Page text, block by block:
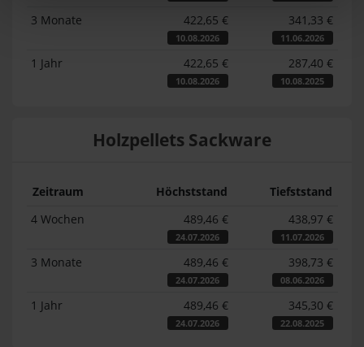
3 Monate 422,65 €
10.08.2026
341,33 €
11.06.2026
1 Jahr 422,65 €
10.08.2026
287,40 €
10.08.2025
Holzpellets Sackware
Zeitraum Höchststand
Tiefststand
4 Wochen
489,46 €
24.07.2026
438,97 €
11.07.2026
3 Monate 489,46 €
24.07.2026
398,73 €
08.06.2026
1 Jahr 489,46 €
24.07.2026
345,30 €
22.08.2025